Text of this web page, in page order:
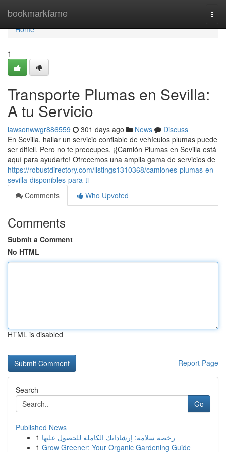
bookmarkfame
Home
Home
1
Transporte Plumas en Sevilla:
A tu Servicio
lawsonwwgr886559 301 days ago News
Discuss
En Sevilla, hallar un servicio confiable de vehículos plumas puede
ser difícil. Pero no te preocupes, ¡{Camión Plumas en Sevilla está
aquí para ayudarte! Ofrecemos una amplia gama de servicios de
https://robustdirectory.com/listings1310368/camiones-plumas-en-
sevilla-disponibles-para-ti
Comments
Who Upvoted
Comments
Submit a Comment
No HTML
HTML is disabled
Report Page
Search
Go
Published News
1 رخصة سلامة: إرشاداتك الكاملة للحصول عليها
1 Grow Greener: Your Organic Gardening Guide